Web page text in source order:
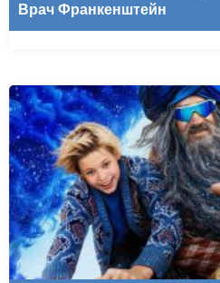
Врач Франкенштейн